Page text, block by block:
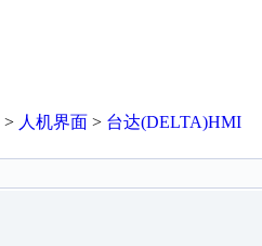
> 人机界面 > 台达(DELTA)HMI